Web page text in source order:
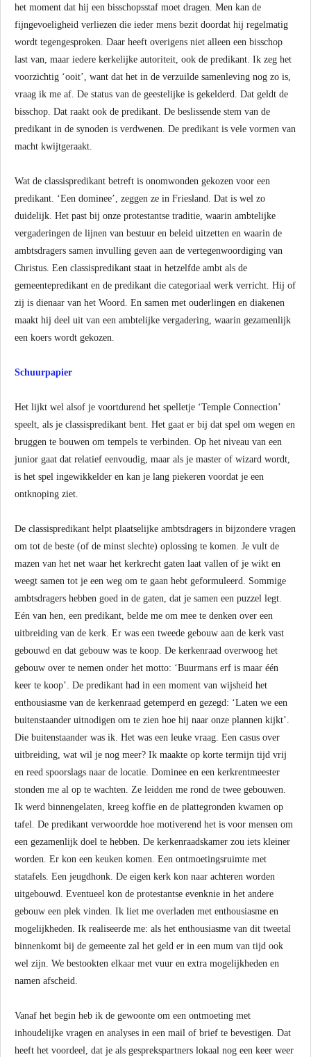
het moment dat hij een bisschopsstaf moet dragen. Men kan de
fijngevoeligheid verliezen die ieder mens bezit doordat hij regelmatig
wordt tegengesproken. Daar heeft overigens niet alleen een bisschop
last van, maar iedere kerkelijke autoriteit, ook de predikant. Ik zeg het
voorzichtig ‘ooit’, want dat het in de verzuilde samenleving nog zo is,
vraag ik me af. De status van de geestelijke is gekelderd. Dat geldt de
bisschop. Dat raakt ook de predikant. De beslissende stem van de
predikant in de synoden is verdwenen. De predikant is vele vormen van
macht kwijtgeraakt.
Wat de classispredikant betreft is onomwonden gekozen voor een
predikant. ‘Een dominee’, zeggen ze in Friesland. Dat is wel zo
duidelijk. Het past bij onze protestantse traditie, waarin ambtelijke
vergaderingen de lijnen van bestuur en beleid uitzetten en waarin de
ambtsdragers samen invulling geven aan de vertegenwoordiging van
Christus. Een classispredikant staat in hetzelfde ambt als de
gemeentepredikant en de predikant die categoriaal werk verricht. Hij of
zij is dienaar van het Woord. En samen met ouderlingen en diakenen
maakt hij deel uit van een ambtelijke vergadering, waarin gezamenlijk
een koers wordt gekozen.
Schuurpapier
Het lijkt wel alsof je voortdurend het spelletje ‘Temple Connection’
speelt, als je classispredikant bent. Het gaat er bij dat spel om wegen en
bruggen te bouwen om tempels te verbinden. Op het niveau van een
junior gaat dat relatief eenvoudig, maar als je master of wizard wordt,
is het spel ingewikkelder en kan je lang piekeren voordat je een
ontknoping ziet.
De classispredikant helpt plaatselijke ambtsdragers in bijzondere vragen
om tot de beste (of de minst slechte) oplossing te komen. Je vult de
mazen van het net waar het kerkrecht gaten laat vallen of je wikt en
weegt samen tot je een weg om te gaan hebt geformuleerd. Sommige
ambtsdragers hebben goed in de gaten, dat je samen een puzzel legt.
Eén van hen, een predikant, belde me om mee te denken over een
uitbreiding van de kerk. Er was een tweede gebouw aan de kerk vast
gebouwd en dat gebouw was te koop. De kerkenraad overwoog het
gebouw over te nemen onder het motto: ‘Buurmans erf is maar één
keer te koop’. De predikant had in een moment van wijsheid het
enthousiasme van de kerkenraad getemperd en gezegd: ‘Laten we een
buitenstaander uitnodigen om te zien hoe hij naar onze plannen kijkt’.
Die buitenstaander was ik. Het was een leuke vraag. Een casus over
uitbreiding, wat wil je nog meer? Ik maakte op korte termijn tijd vrij
en reed spoorslags naar de locatie. Dominee en een kerkrentmeester
stonden me al op te wachten. Ze leidden me rond de twee gebouwen.
Ik werd binnengelaten, kreeg koffie en de plattegronden kwamen op
tafel. De predikant verwoordde hoe motiverend het is voor mensen om
een gezamenlijk doel te hebben. De kerkenraadskamer zou iets kleiner
worden. Er kon een keuken komen. Een ontmoetingsruimte met
statafels. Een jeugdhonk. De eigen kerk kon naar achteren worden
uitgebouwd. Eventueel kon de protestantse evenknie in het andere
gebouw een plek vinden. Ik liet me overladen met enthousiasme en
mogelijkheden. Ik realiseerde me: als het enthousiasme van dit tweetal
binnenkomt bij de gemeente zal het geld er in een mum van tijd ook
wel zijn. We bestookten elkaar met vuur en extra mogelijkheden en
namen afscheid.
Vanaf het begin heb ik de gewoonte om een ontmoeting met
inhoudelijke vragen en analyses in een mail of brief te bevestigen. Dat
heeft het voordeel, dat je als gesprekspartners lokaal nog een keer weer